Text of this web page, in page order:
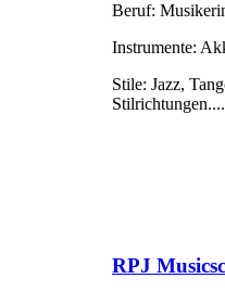
Beruf:
Instrumente:
Stile: Jazz,
RPJ